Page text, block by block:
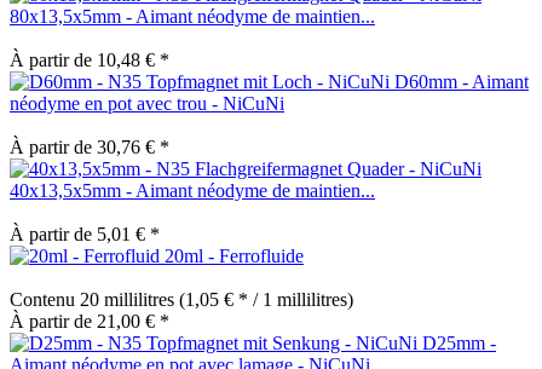
80x13,5x5mm - Aimant néodyme de maintien...
À partir de 10,48 € *
D60mm - Aimant
néodyme en pot avec trou - NiCuNi
À partir de 30,76 € *
40x13,5x5mm - Aimant néodyme de maintien...
À partir de 5,01 € *
20ml - Ferrofluide
Contenu 20 millilitres (1,05 € * / 1 millilitres)
À partir de 21,00 € *
D25mm -
Aimant néodyme en pot avec lamage - NiCuNi